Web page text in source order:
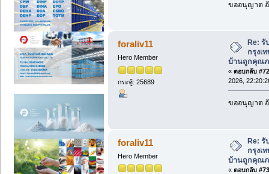
ขออนุญาต
foraliv11
Hero Member
กระทู้: 25689
Re: รั
กรุงเ
บ้านถูกคุณภ
« ตอบกลับ
2026,
ขออนุญาต
foraliv11
Hero Member
Re: รั
กรุงเ
บ้านถูกคุณภ
« ตอบกลับ